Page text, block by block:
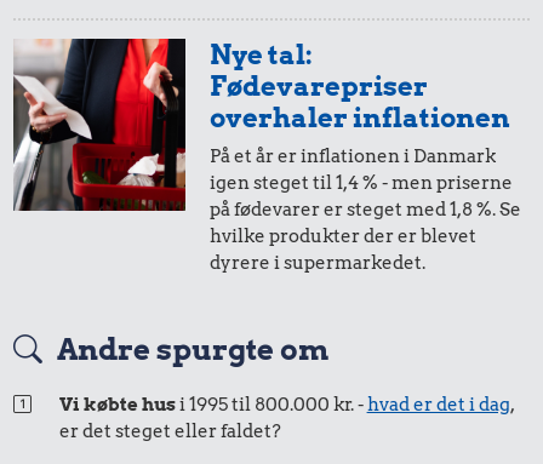
0,07 kr.
0,35 kr.
6 æg
Nye tal:
Fødevarepriser
overhaler inflationen
På et år er inflationen i Danmark
igen steget til 1,4 % - men priserne
på fødevarer er steget med 1,8 %. Se
hvilke produkter der er blevet
dyrere i supermarkedet.
Andre spurgte om
Vi købte husi 1995 til 800.000 kr. -hvad er det i dag,
er det steget eller faldet?